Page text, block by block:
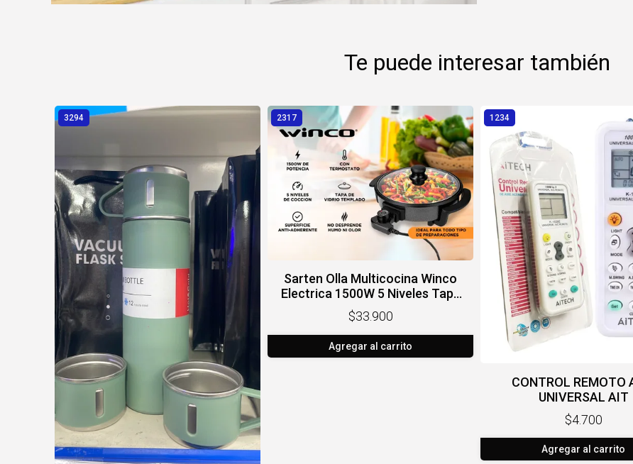
Te puede interesar también
3294 2317
Sarten Olla Multicocina Winco
Electrica 1500W 5 Niveles Tapa
Vidrio Termostato W152
$33.900
Agregar al carrito
1234
CONTROL REMOTO
UNIVERSAL AIT
$4.700
Agregar al carrito